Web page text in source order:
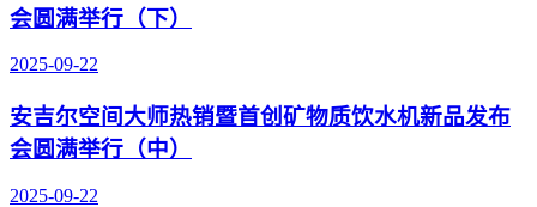
会圆满举行（下）
2025-09-22
安吉尔空间大师热销暨首创矿物质饮水机新品发布
会圆满举行（中）
2025-09-22